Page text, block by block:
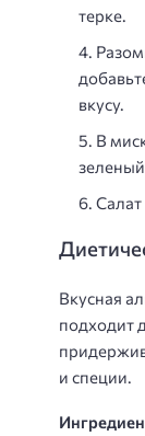
терке.
вкусу.
В
Салат
Вкусная
подходит
и специи.